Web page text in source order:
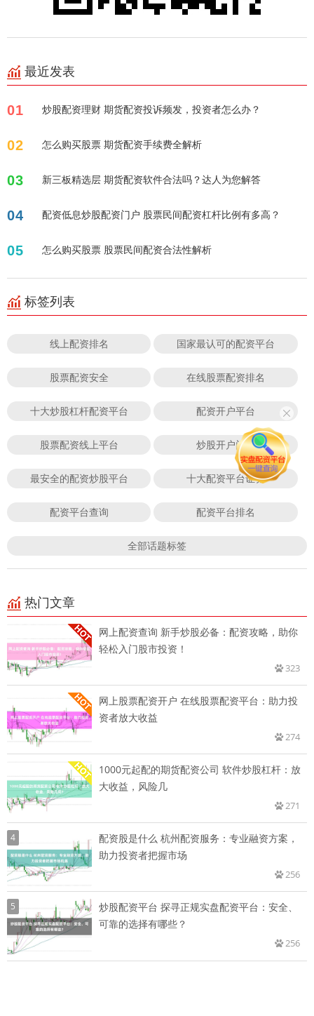
最近发表
01 炒股配资理财 期货配资投诉频发，投资者怎么办？
02 怎么购买股票 期货配资手续费全解析
03 新三板精选层 期货配资软件合法吗？达人为您解答
04 配资低息炒股配资门户 股票民间配资杠杆比例有多高？
05 怎么购买股票 股票民间配资合法性解析
标签列表
线上配资排名 国家最认可的配资平台
股票配资安全 在线股票配资排名
十大炒股杠杆配资平台 配资开户平台
股票配资线上平台 炒股开户门户
最安全的配资炒股平台 十大配资平台证券
配资平台查询 配资平台排名
全部话题标签
热门文章
网上配资查询 新手炒股必备：配资攻略，助你
轻松入门股市投资！
323
网上股票配资开户 在线股票配资平台：助力投
资者放大收益
274
1000元起配的期货配资公司 软件炒股杠杆：放
大收益，风险几
271
4
配资股是什么 杭州配资服务：专业融资方案，
助力投资者把握市场
256
5
炒股配资平台 探寻正规实盘配资平台：安全、
可靠的选择有哪些？
256